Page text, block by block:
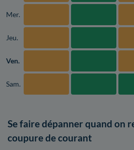
Mer.
Jeu.
Ven.
Sam.
Se faire dépanner quand on
coupure de courant